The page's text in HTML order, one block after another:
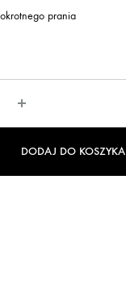
prania
DODAJ DO KOSZYKA